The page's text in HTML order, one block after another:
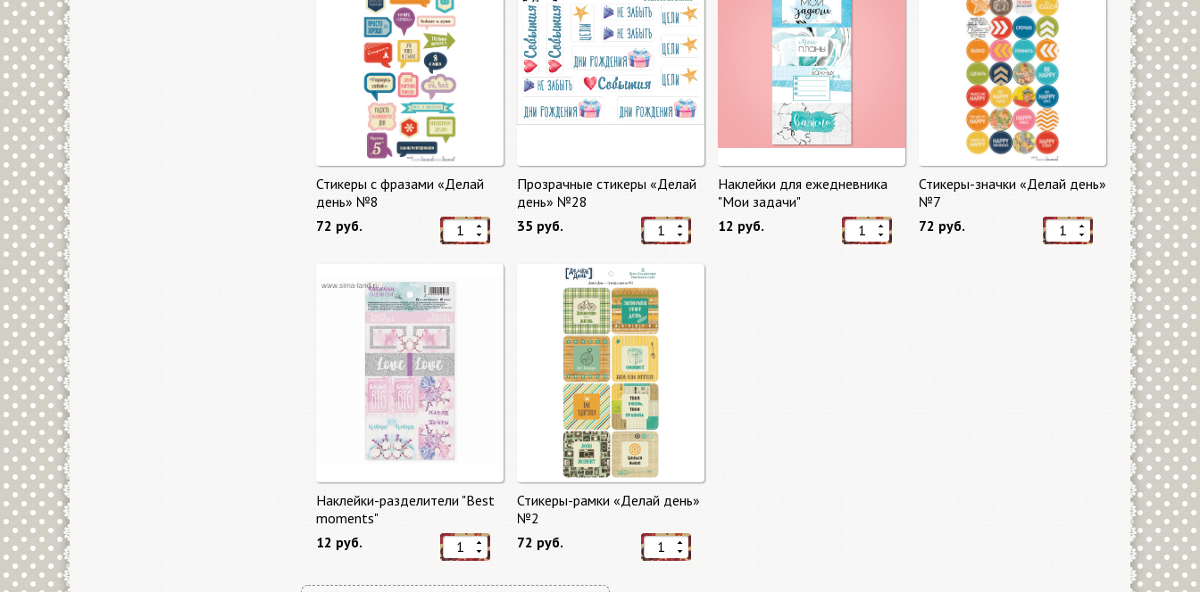
Стикеры с фразами «Делай
день» №8
72 руб.
Прозрачные стикеры «Делай
день» №28
35 руб.
Наклейки для ежедневника
"Мои задачи"
12 руб.
Стикеры-значки «Делай день»
№7
72 руб.
Наклейки-разделители "Best
moments"
12 руб.
Стикеры-рамки «Делай день»
№2
72 руб.